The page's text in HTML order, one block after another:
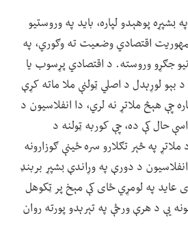
پوهېدو لپاره، باید په وروستیو
اقتصادي وضعیت ته وګوري، په
جګړو وروسته. د اقتصادي پړسوب یا
بېو لوړېدل د اصلي ټولنې ملا ماته کړې
چې هېڅ ملاتړ نه لري، دا انفلاسیون د
حال کې ده، چې کوربه ټولنه د
په څېر تګلارو سره ځینې ګوزارونه
د دورې په وړاندې بشپړ بربنډ
په لومړي ځای کې مېخ پر ټکوهل
یې د هرې ورځې په تېرېدو پورته روان